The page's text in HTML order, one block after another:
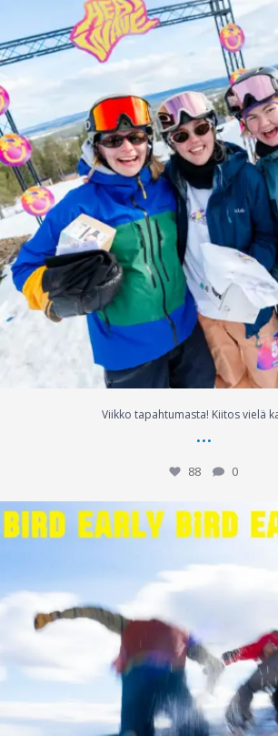
...
0
Viikko tapahtumasta! Kiitos vielä
...
88 0
Kiitos vielä kerran laskijat,